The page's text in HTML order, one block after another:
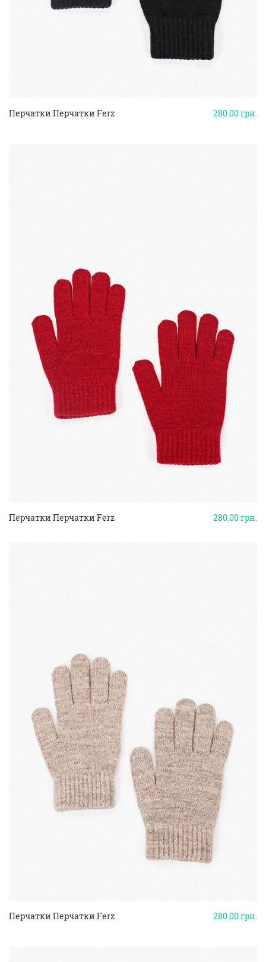
280.00грн.
Перчатки Перчатки Ferz
280.00грн.
Перчатки Перчатки Ferz
280.00грн.
Перчатки Перчатки Ferz